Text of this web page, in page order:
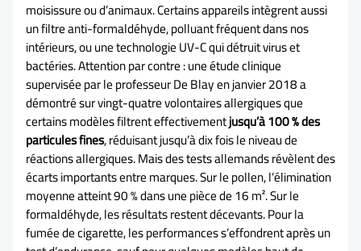
moisissure ou d’animaux. Certains appareils intègrent aussi
un filtre anti-formaldéhyde, polluant fréquent dans nos
intérieurs, ou une technologie UV-C qui détruit virus et
bactéries. Attention par contre : une étude clinique
supervisée par le professeur De Blay en janvier 2018 a
démontré sur vingt-quatre volontaires allergiques que
certains modèles filtrent effectivementjusqu’à 100 % des
particules fines, réduisant jusqu’à dix fois le niveau de
réactions allergiques. Mais des tests allemands révèlent des
écarts importants entre marques. Sur le pollen, l’élimination
moyenne atteint 90 % dans une pièce de 16 m². Sur le
formaldéhyde, les résultats restent décevants. Pour la
fumée de cigarette, les performances s’effondrent après un